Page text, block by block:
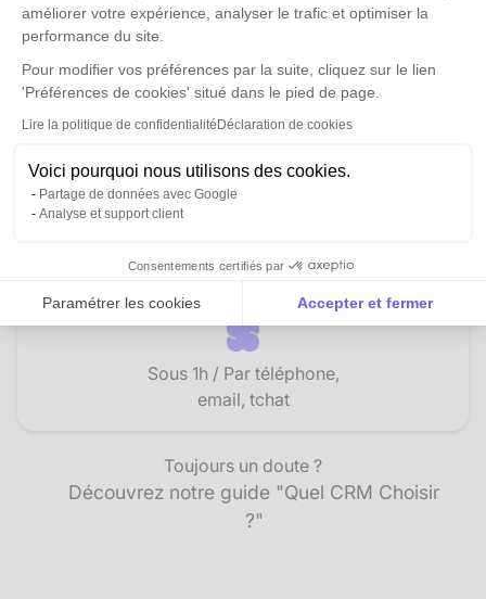
améliorer votre expérience, analyser le trafic et optimiser la
performance du site.
Pour modifier vos préférences par la suite, cliquez sur le lien
'Préférences de cookies' situé dans le pied de page.
Lire la politique de confidentialitéDéclaration de cookies
Voici pourquoi nous utilisons des cookies.
Partage de données avec Google
Analyse et support client
Consentements certifiés par
Paramétrer les cookies Accepter et fermer
Plateforme de Gestion du Consentement :
Notre plateforme vous permet d'adapter et de gérer
Support client
Sous 1h / Par téléphone,
email, tchat
Toujours un doute ?
Découvrez notre guide "Quel CRM Choisir
?"